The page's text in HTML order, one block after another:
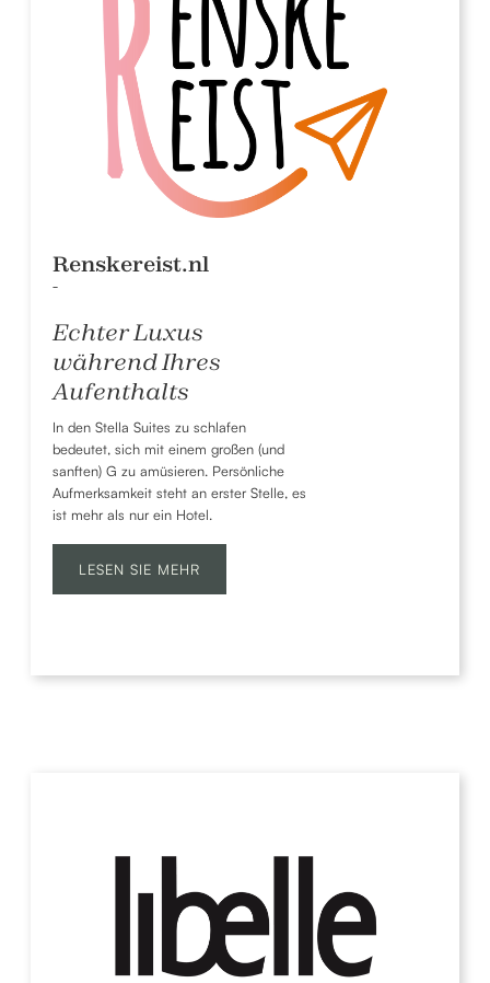
Renskereist.nl
-
Echter Luxus
während Ihres
Aufenthalts
In den Stella Suites zu schlafen
bedeutet, sich mit einem großen (und
sanften) G zu amüsieren. Persönliche
Aufmerksamkeit steht an erster Stelle, es
ist mehr als nur ein Hotel.
LESEN SIE MEHR